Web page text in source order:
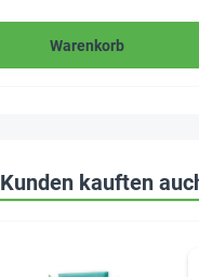
Warenkorb
Kunden kauften